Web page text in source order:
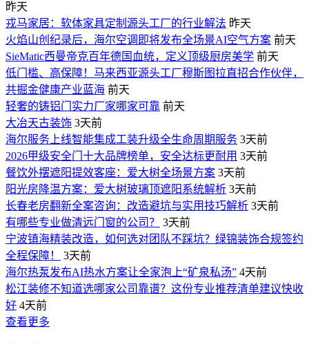
昨天
戎马家居：软体家具定制源头工厂的行业解法 昨天
火焰山创纪录后，海尔空调即将发布全场景AI空气方案 前天
SieMatic西曼帝克百年德国血统，定义顶级厨房美学 前天
低门槛、高保障！马来西亚源头工厂穆斯图拉直招合作伙伴，
共掘金健康产业蓝海 前天
轻奢的铸铝门实力厂家哪家可靠 前天
大冶天古装饰 3天前
海尔服务上线智能集成工装升级全生命周期服务 3天前
2026甲级安全门十大品牌榜单，安全达标更耐用 3天前
餐饮外摆遮阳提效客座：爱大树全场景方案 3天前
阳光房降温方案：爱大树玻璃顶遮阳系统解析 3天前
长春老房翻新全案咨询：改造避坑与实用技巧解析 3天前
有哪些专业做清远门窗的公司？
3天前
宁波镇海精装改造，如何选对团队不踩坑？绿锦装饰合规签约
全程保障！
3天前
海尔热泵发布AI热水方案让全家泡上“矿泉私汤” 4天前
松江装修不知道选哪家公司靠谱？这份专业推荐清单建议快收
好 4天前
查看更多